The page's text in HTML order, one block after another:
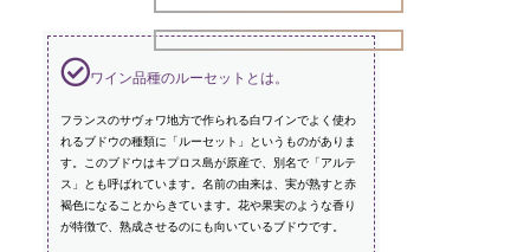
ワイン品種のルーセットとは。
フランスのサヴォワ地方で作られる白ワインでよく使わ
れるブドウの種類に「ルーセット」というものがありま
す。このブドウはキプロス島が原産で、別名で「アルテ
ス」とも呼ばれています。名前の由来は、実が熟すと赤
褐色になることからきています。花や果実のような香り
が特徴で、熟成させるのにも向いているブドウです。